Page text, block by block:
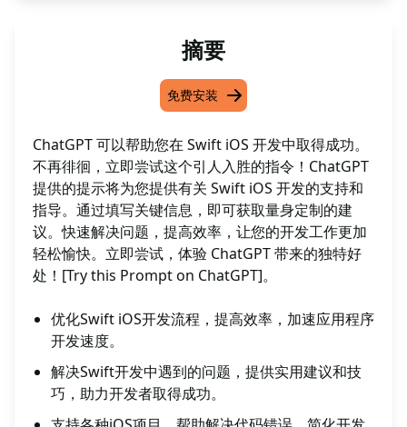
摘要
免费安装
ChatGPT 可以帮助您在 Swift iOS 开发中取得成功。
不再徘徊，立即尝试这个引人入胜的指令！ChatGPT
提供的提示将为您提供有关 Swift iOS 开发的支持和
指导。通过填写关键信息，即可获取量身定制的建
议。快速解决问题，提高效率，让您的开发工作更加
轻松愉快。立即尝试，体验 ChatGPT 带来的独特好
处！[Try this Prompt on ChatGPT]。
优化Swift iOS开发流程，提高效率，加速应用程序
开发速度。
解决Swift开发中遇到的问题，提供实用建议和技
巧，助力开发者取得成功。